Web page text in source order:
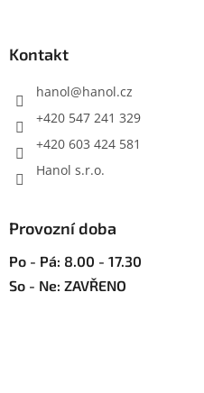
Kontakt
hanol@hanol.cz
+420 547 241 329
+420 603 424 581
Hanol s.r.o.
Provozní doba
Po - Pá: 8.00 - 17.30
So - Ne: ZAVŘENO